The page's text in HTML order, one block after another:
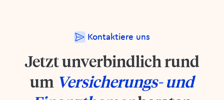
Kontaktiere uns
Jetzt unverbindlich rund
um Versicherungs- und